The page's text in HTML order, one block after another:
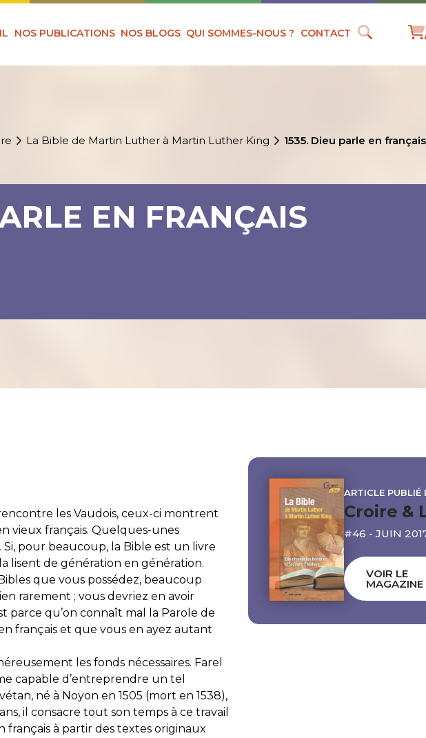
NOS PUBLICATIONS NOS BLOGS QUI SOMMES-NOUS ? CONTACT
La Bible de Martin Luther à Martin Luther King 1535. Dieu parle en
EN FRANÇAIS
les Vaudois, ceux-ci montrent
vieux français. Quelques-unes
pour beaucoup, la Bible est un livre
lisent de génération en génération.
que vous possédez, beaucoup
rarement ; vous devriez en avoir
parce qu’on connaît mal la Parole de
français et que vous en ayez autant
les fonds nécessaires. Farel
capable d’entreprendre un tel
né à Noyon en 1505 (mort en 1538),
il consacre tout son temps à ce travail
français à partir des textes originaux
ARTICLE PUBLIÉ
Croire &
#46 - JUIN
VOIR LE
MAGAZINE